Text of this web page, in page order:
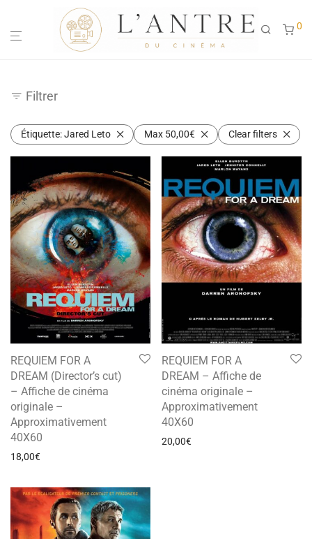
0
Filtrer
Étiquette:Jared Leto Max 50,00€ Clear filters
REQUIEM FOR A
DREAM (Director’s cut)
– Affiche de cinéma
originale –
Approximativement
40X60
18,00€
REQUIEM FOR A
DREAM – Affiche de
cinéma originale –
Approximativement
40X60
20,00€